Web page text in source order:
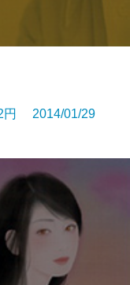
円 2014/01/29